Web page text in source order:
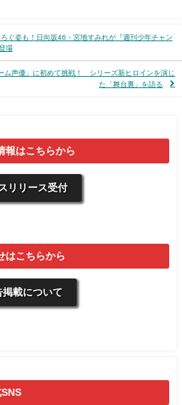
ぐ姿も！日向坂46・宮地すみれが『週刊少年チャン
場
ム声優」に初めて挑戦！ シリーズ新ヒロインを演じ
た「舞台裏」を語る
報はこちらから
リリース受付
はこちらから
掲載について